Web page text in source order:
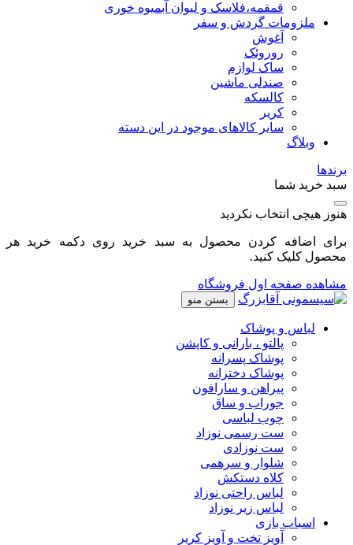
قمقمه،فلاسک و لیوان آبمیوه خوری
ملزومات گردش و سفر
آغوش
روروئک
ساک لوازم
صندلی ماشین
کالسکه
کریر
سایر کالاهای موجود در این دسته
وبلاگ
برندها
سبد خرید شما
هنوز هیچی انتخاب نکردید
برای اضافه کردن محصول به سبد خرید روی دکمه خرید هر
محصول کلیک کنید.
مشاهده صفحه اول فروشگاه
بستن منو
لباس و پوشاک
پالتو ، بارانی و کاپشن
پوشاک پسرانه
پوشاک دخترانه
پیراهن و سارافون
جوراب و ساق
چوب لباسی
ست رسمی نوزاد
ست نوزادی
شلوار و سرهمی
کلاه دستکش
لباس راحتی نوزاد
لباس زیر نوزاد
اسباب بازی
آویز تخت و آویز کریر